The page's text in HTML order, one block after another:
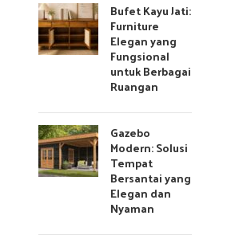
Bufet Kayu Jati:
Furniture
Elegan yang
Fungsional
untuk Berbagai
Ruangan
Gazebo
Modern: Solusi
Tempat
Bersantai yang
Elegan dan
Nyaman